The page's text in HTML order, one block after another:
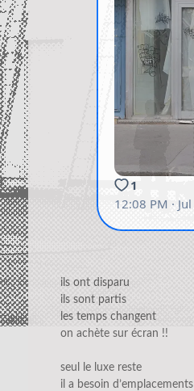
ils ont disparu
ils sont partis
les temps changent
on achète sur écran !!
seul le luxe reste
il a besoin d’emplacements